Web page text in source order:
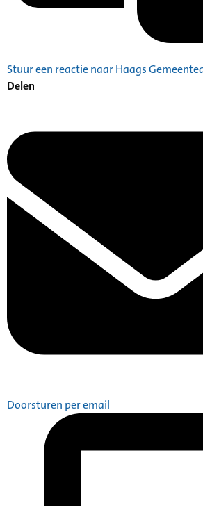
Stuur een reactie naar Haags
Delen
Doorsturen per email